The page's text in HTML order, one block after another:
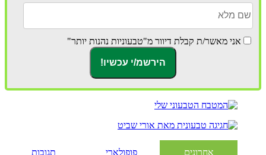
אני מאשר/ת קבלת דיוור מ"טבעוניות נהנות יותר"
אחרונים פופולארי תגובות